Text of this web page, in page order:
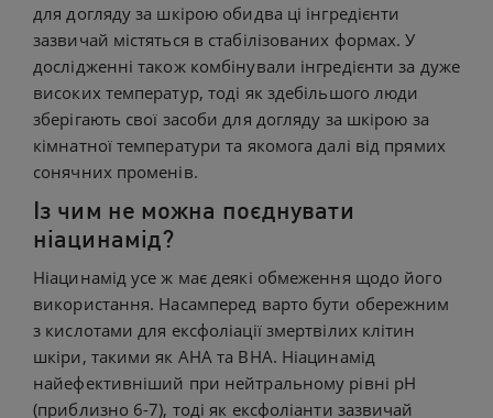
для догляду за шкірою обидва ці інгредієнти
зазвичай містяться в стабілізованих формах. У
дослідженні також комбінували інгредієнти за дуже
високих температур, тоді як здебільшого люди
зберігають свої засоби для догляду за шкірою за
кімнатної температури та якомога далі від прямих
сонячних променів.
Із чим не можна поєднувати
ніацинамід?
Ніацинамід усе ж має деякі обмеження щодо його
використання. Насамперед варто бути обережним
з кислотами для ексфоліації змертвілих клітин
шкіри, такими як AHA та BHA. Ніацинамід
найефективніший при нейтральному рівні pH
(приблизно 6-7), тоді як ексфоліанти зазвичай